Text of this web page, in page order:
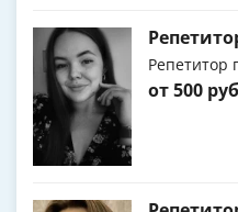
Репетитор
от 500